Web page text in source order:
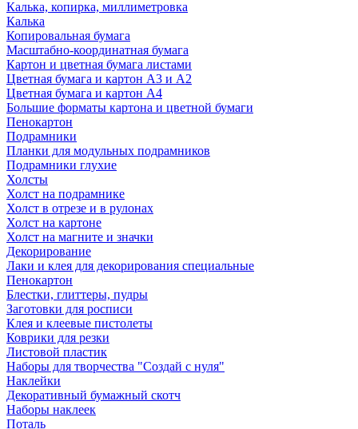
Калька, копирка, миллиметровка
Калька
Копировальная бумага
Масштабно-координатная бумага
Картон и цветная бумага листами
Цветная бумага и картон А3 и А2
Цветная бумага и картон А4
Большие форматы картона и цветной бумаги
Пенокартон
Подрамники
Планки для модульных подрамников
Подрамники глухие
Холсты
Холст на подрамнике
Холст в отрезе и в рулонах
Холст на картоне
Холст на магните и значки
Декорирование
Лаки и клея для декорирования специальные
Пенокартон
Блестки, глиттеры, пудры
Заготовки для росписи
Клея и клеевые пистолеты
Коврики для резки
Листовой пластик
Наборы для творчества "Создай с нуля"
Наклейки
Декоративный бумажный скотч
Наборы наклеек
Поталь